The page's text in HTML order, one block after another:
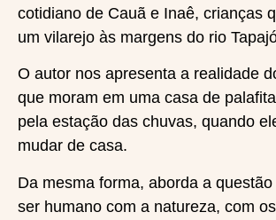
cotidiano de Cauã e Inaê, crianças
um vilarejo às margens do rio
O autor nos apresenta a realidade
que moram em uma casa de
pela estação das chuvas, quando
mudar de casa.
Da mesma forma, aborda a
ser humano com a natureza, com